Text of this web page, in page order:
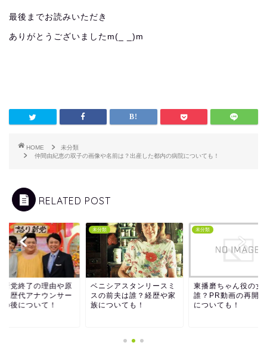
最後までお読みいただき
ありがとうございましたm(_ _)m
HOME
未分類
仲間由紀恵の双子の画像や名前は？出産した都内の病院についても！
RELATED POST
新党終了の理由や原
？歴代アナウンサー
の後について！
未分類
ベニシアスタンリースミ
スの前夫は誰？経歴や家
族についても！
未分類
東播磨ちゃん役の女
誰？PR動画の再開
についても！